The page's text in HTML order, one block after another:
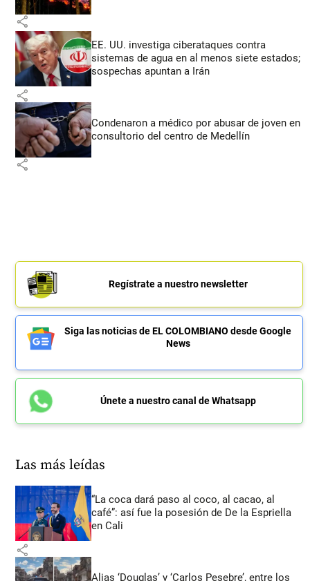
share
EE. UU. investiga ciberataques contra
sistemas de agua en al menos siete estados;
sospechas apuntan a Irán
share
Condenaron a médico por abusar de joven en
consultorio del centro de Medellín
share
Regístrate a nuestro newsletter
Siga las noticias de EL COLOMBIANO desde Google
News
Únete a nuestro canal de Whatsapp
Las más leídas
“La coca dará paso al coco, al cacao, al
café”: así fue la posesión de De la Espriella
en Cali
share
Alias ‘Douglas’ y ‘Carlos Pesebre’, entre los